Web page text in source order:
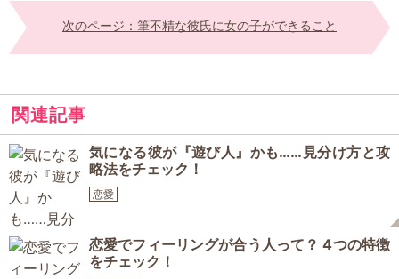
次のページ：筆不精な彼氏に女の子ができること
関連記事
気になる彼が『遊び人』かも……見分け方と攻
略法をチェック！
恋愛
恋愛でフィーリングが合う人って？ 4つの特徴
をチェック！